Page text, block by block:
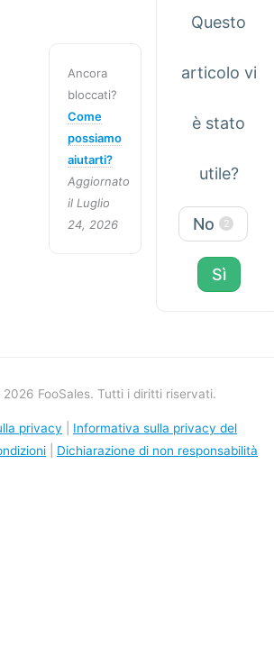
Ancora
bloccati?
Come
possiamo
aiutarti?
Aggiornato
il Luglio
24, 2026
Questo
articolo vi
è stato
utile?
No 2
Sì
FooSales. Tutti i diritti riservati.
privacy
Informativa sulla privacy del
Dichiarazione di non responsabilità